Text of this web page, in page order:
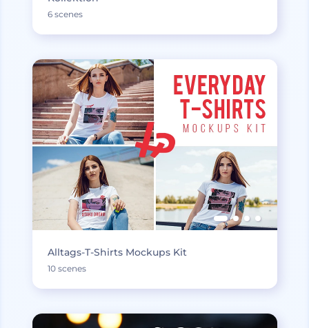
6 scenes
Alltags-T-Shirts Mockups Kit
10 scenes